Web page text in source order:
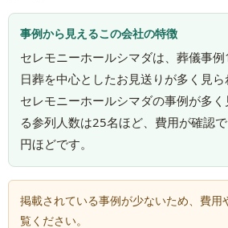
事例から見えるこの会社の特徴
セレモニーホールシマダは、葬儀事
日葬を中心としたお見送りが多く見
セレモニーホールシマダの事例が多
る参列人数は25名ほど、費用が確認
円ほどです。
掲載されている事例が少ないため、費用
覧ください。